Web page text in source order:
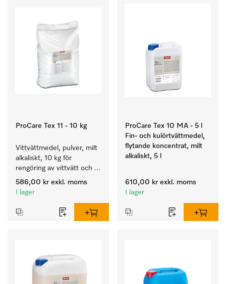
ProCare Tex 11 - 10 kg
Vittvättmedel, pulver, milt
alkaliskt, 10 kg för
rengöring av vittvätt och
färgäkta kulörtvätt.
586,00 kr exkl. moms
I lager
ProCare Tex 10 MA - 5 l
Fin- och kulörtvättmedel,
flytande koncentrat, milt
alkaliskt, 5 l
610,00 kr exkl. moms
I lager